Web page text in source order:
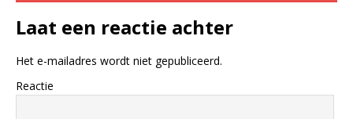
Laat een reactie achter
Het e-mailadres wordt niet gepubliceerd.
Reactie